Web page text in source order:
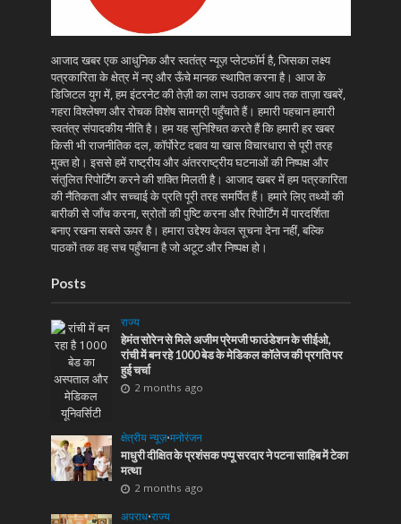
आजाद खबर एक आधुनिक और स्वतंत्र न्यूज़ प्लेटफॉर्म है, जिसका लक्ष्य
पत्रकारिता के क्षेत्र में नए और ऊँचे मानक स्थापित करना है। आज के
डिजिटल युग में, हम इंटरनेट की तेज़ी का लाभ उठाकर आप तक ताज़ा खबरें,
गहरा विश्लेषण और रोचक विशेष सामग्री पहुँचाते हैं। हमारी पहचान हमारी
स्वतंत्र संपादकीय नीति है। हम यह सुनिश्चित करते हैं कि हमारी हर खबर
किसी भी राजनीतिक दल, कॉर्पोरेट दबाव या खास विचारधारा से पूरी तरह
मुक्त हो। इससे हमें राष्ट्रीय और अंतरराष्ट्रीय घटनाओं की निष्पक्ष और
संतुलित रिपोर्टिंग करने की शक्ति मिलती है। आजाद खबर में हम पत्रकारिता
की नैतिकता और सच्चाई के प्रति पूरी तरह समर्पित हैं। हमारे लिए तथ्यों की
बारीकी से जाँच करना, स्रोतों की पुष्टि करना और रिपोर्टिंग में पारदर्शिता
बनाए रखना सबसे ऊपर है। हमारा उद्देश्य केवल सूचना देना नहीं, बल्कि
पाठकों तक वह सच पहुँचाना है जो अटूट और निष्पक्ष हो।
Posts
राज्य
हेमंत सोरेन से मिले अजीम प्रेमजी फाउंडेशन के सीईओ,
रांची में बन रहे 1000 बेड के मेडिकल कॉलेज की प्रगति पर
हुई चर्चा
2 months ago
क्षेत्रीय न्यूज़•मनोरंजन
माधुरी दीक्षित के प्रशंसक पप्पू सरदार ने पटना साहिब में टेका
मत्था
2 months ago
अपराध•राज्य